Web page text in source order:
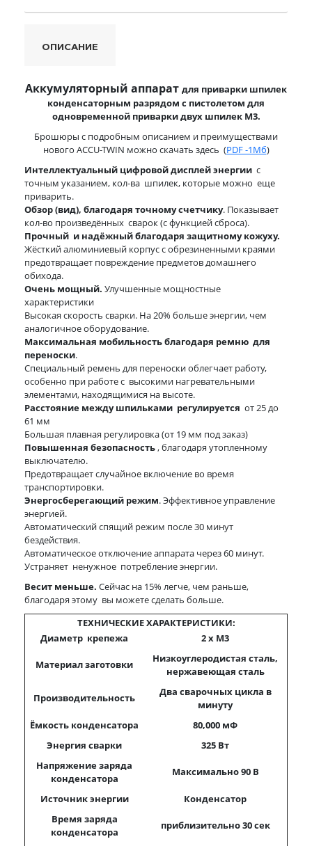
ОПИСАНИЕ
Аккумуляторный аппарат для приварки шпилек
конденсаторным разрядом с пистолетом для
одновременнойприварки двух шпилек М3.
Брошюры с подробным описанием и преимуществами
нового ACCU-TWIN можно скачать здесь (PDF -1Мб)
Интеллектуальный цифровой дисплей энергии с
точным указанием, кол-ва шпилек, которые можно еще
приварить.
Обзор (вид), благодаря точному счетчику. Показывает
кол-во произведённых сварок (с функцией сброса).
Прочный и надёжный благодаря защитному кожуху.
Жёсткий алюминиевый корпус с обрезиненными краями
предотвращает повреждение предметов домашнего
обихода.
Очень мощный. Улучшенные мощностные
характеристики
Высокая скорость сварки. На 20% больше энергии, чем
аналогичное оборудование.
Максимальная мобильность благодаря ремню для
переноски.
Специальный ремень для переноски облегчает работу,
особенно при работе с высокими нагревательными
элементами, находящимися на высоте.
Расстояние между шпильками регулируется от 25 до
61 мм
Большая плавная регулировка (от 19 мм под заказ)
Повышенная безопасность, благодаря утопленному
выключателю.
Предотвращает случайное включение во время
транспортировки.
Энергосберегающий режим. Эффективное управление
энергией.
Автоматический спящий режим после 30 минут
бездействия.
Автоматическое отключение аппарата через 60 минут.
Устраняет ненужное потребление энергии.
Весит меньше. Сейчас на 15% легче, чем раньше,
благодаря этому вы можете сделать больше.
ТЕХНИЧЕСКИЕ ХАРАКТЕРИСТИКИ:
Диаметр крепежа
2 x M3
Материал заготовки
Низкоуглеродистая сталь,
нержавеющая сталь
Производительность
Два сварочных цикла в
минуту
Ёмкость конденсатора
80,000 мФ
Энергия сварки
325 Вт
Напряжение заряда
конденсатора
Максимально90 В
Источник энергии
Конденсатор
Время заряда
конденсатора
приблизительно30сек